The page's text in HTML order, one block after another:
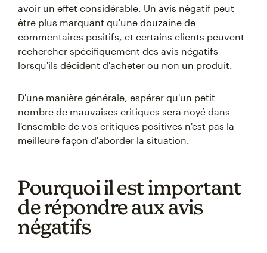
avoir un effet considérable. Un avis négatif peut
être plus marquant qu'une douzaine de
commentaires positifs, et certains clients peuvent
rechercher spécifiquement des avis négatifs
lorsqu'ils décident d'acheter ou non un produit.
D'une manière générale, espérer qu'un petit
nombre de mauvaises critiques sera noyé dans
l'ensemble de vos critiques positives n'est pas la
meilleure façon d'aborder la situation.
Pourquoi il est important
de répondre aux avis
négatifs